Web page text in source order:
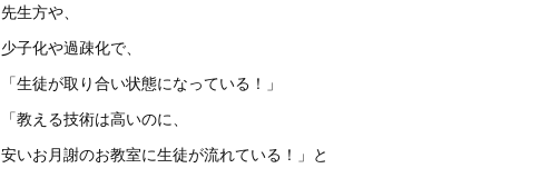
先生方や、
少子化や過疎化で、
「生徒が取り合い状態になっている！」
「教える技術は高いのに、
安いお月謝のお教室に生徒が流れている！」と